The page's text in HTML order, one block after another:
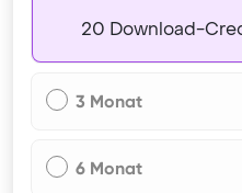
20 Download-
3 Monat
6 Monat